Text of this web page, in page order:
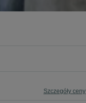
Szczegóły ceny